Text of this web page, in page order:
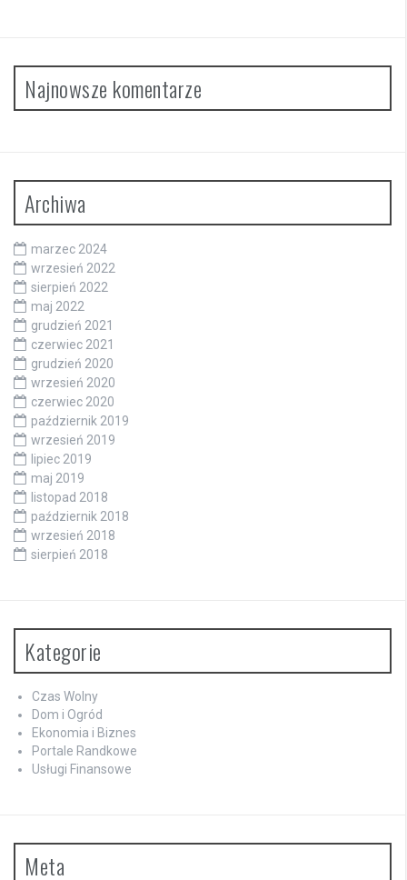
Najnowsze komentarze
Archiwa
marzec 2024
wrzesień 2022
sierpień 2022
maj 2022
grudzień 2021
czerwiec 2021
grudzień 2020
wrzesień 2020
czerwiec 2020
październik 2019
wrzesień 2019
lipiec 2019
maj 2019
listopad 2018
październik 2018
wrzesień 2018
sierpień 2018
Kategorie
Czas Wolny
Dom i Ogród
Ekonomia i Biznes
Portale Randkowe
Usługi Finansowe
Meta